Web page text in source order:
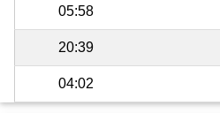
05:58
20:39
04:02